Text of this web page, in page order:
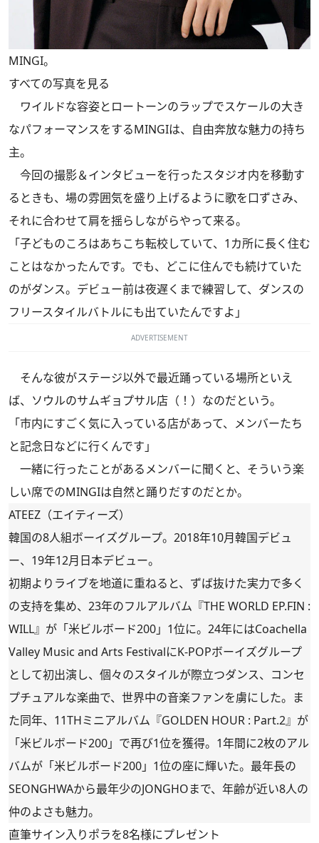
MINGI。
すべての写真を見る
ワイルドな容姿とロートーンのラップでスケールの大き
なパフォーマンスをするMINGIは、自由奔放な魅力の持ち
主。
今回の撮影＆インタビューを行ったスタジオ内を移動す
るときも、場の雰囲気を盛り上げるように歌を口ずさみ、
それに合わせて肩を揺らしながらやって来る。
「子どものころはあちこち転校していて、1カ所に長く住む
ことはなかったんです。でも、どこに住んでも続けていた
のがダンス。デビュー前は夜遅くまで練習して、ダンスの
フリースタイルバトルにも出ていたんですよ」
ADVERTISEMENT
そんな彼がステージ以外で最近踊っている場所といえ
ば、ソウルのサムギョプサル店（！）なのだという。
「市内にすごく気に入っている店があって、メンバーたち
と記念日などに行くんです」
一緒に行ったことがあるメンバーに聞くと、そういう楽
しい席でのMINGIは自然と踊りだすのだとか。
ATEEZ（エイティーズ）
韓国の8人組ボーイズグループ。2018年10月韓国デビュ
ー、19年12月日本デビュー。
初期よりライブを地道に重ねると、ずば抜けた実力で多く
の支持を集め、23年のフルアルバム『THE WORLD EP.FIN :
WILL』が「米ビルボード200」1位に。24年にはCoachella
Valley Music and Arts FestivalにK-POPボーイズグループ
として初出演し、個々のスタイルが際立つダンス、コンセ
プチュアルな楽曲で、世界中の音楽ファンを虜にした。ま
た同年、11THミニアルバム『GOLDEN HOUR : Part.2』が
「米ビルボード200」で再び1位を獲得。1年間に2枚のアル
バムが「米ビルボード200」1位の座に輝いた。最年長の
SEONGHWAから最年少のJONGHOまで、年齢が近い8人の
仲のよさも魅力。
直筆サイン入りポラを8名様にプレゼント